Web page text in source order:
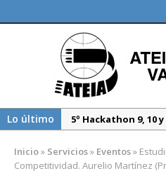
Lo último
5º Hackathon 9, 10
Borrador DGT,
Inicio» Servicios» Eventos»
Competitividad. Aurelio Martínez